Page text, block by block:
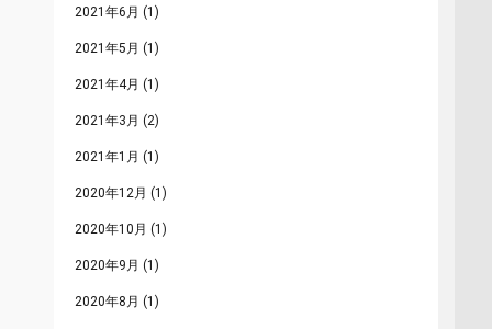
2021年6月 (1)
2021年5月 (1)
2021年4月 (1)
2021年3月 (2)
2021年1月 (1)
2020年12月 (1)
2020年10月 (1)
2020年9月 (1)
2020年8月 (1)